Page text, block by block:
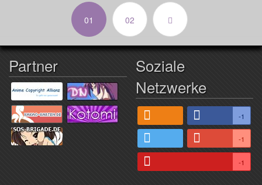
01 (aktuell) 02
Partner
Soziale
Netzwerke
-1
-1
-1